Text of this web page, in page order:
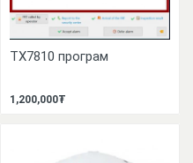
TX7810 програм
1,200,000₮